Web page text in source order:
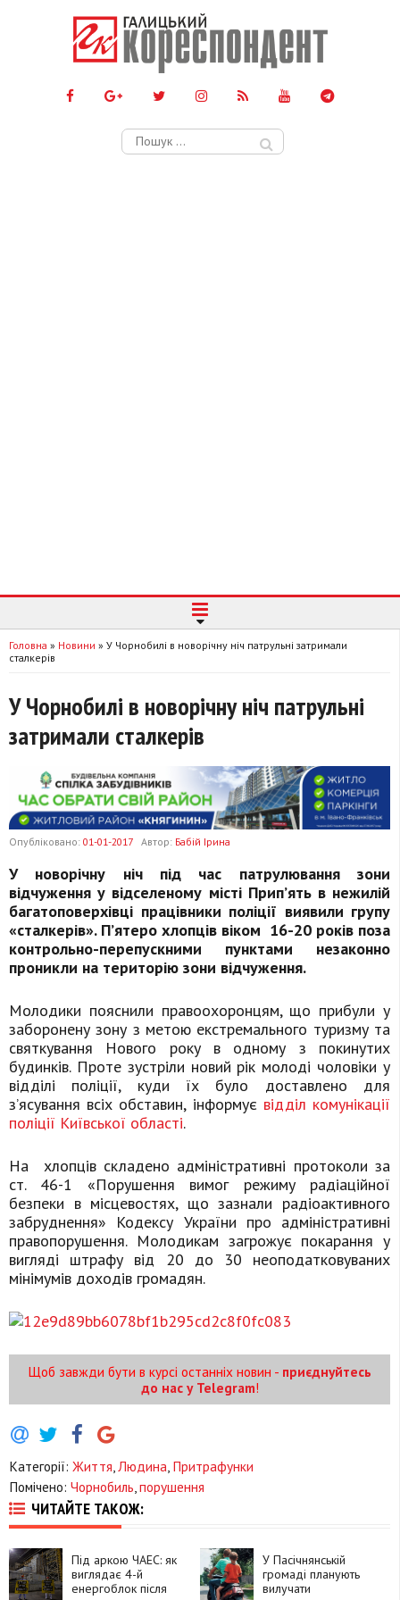
Пошук:
Головна » Новини » У Чорнобилі в новорічну ніч патрульні затримали
сталкерів
У Чорнобилі в новорічну ніч патрульні
затримали сталкерів
Опубліковано: 01-01-2017 Автор: Бабій Ірина
У новорічну ніч під час патрулювання зони
відчуження у відселеному місті Прип’ять в нежилій
багатоповерхівці працівники поліції виявили групу
«сталкерів». П’ятеро хлопців віком 16-20 років поза
контрольно-перепускними пунктами незаконно
проникли на територію зони відчуження.
Молодики пояснили правоохоронцям, що прибули у
заборонену зону з метою екстремального туризму та
святкування Нового року в одному з покинутих
будинків. Проте зустріли новий рік молоді чоловіки у
відділі поліції, куди їх було доставлено для
з’ясування всіх обставин, інформує відділ комунікації
поліції Київської області.
На хлопців складено адміністративні протоколи за
ст. 46-1 «Порушення вимог режиму радіаційної
безпеки в місцевостях, що зазнали радіоактивного
забруднення» Кодексу України про адміністративні
правопорушення. Молодикам загрожує покарання у
вигляді штрафу від 20 до 30 неоподатковуваних
мінімумів доходів громадян.
Щоб завжди бути в курсі останніх новин - приєднуйтесь
до нас у Telegram!
Категорії: Життя Людина Притрафунки
Помічено: Чорнобиль порушення
ЧИТАЙТЕ ТАКОЖ:
Під аркою ЧАЕС: як
виглядає 4-й
енергоблок після
У Пасічнянській
громаді планують
вилучати